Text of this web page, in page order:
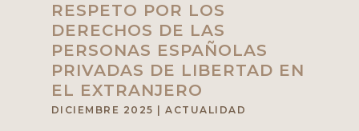
RESPETO POR LOS
DERECHOS DE LAS
PERSONAS ESPAÑOLAS
PRIVADAS DE LIBERTAD EN
EL EXTRANJERO
DICIEMBRE 2025 |ACTUALIDAD